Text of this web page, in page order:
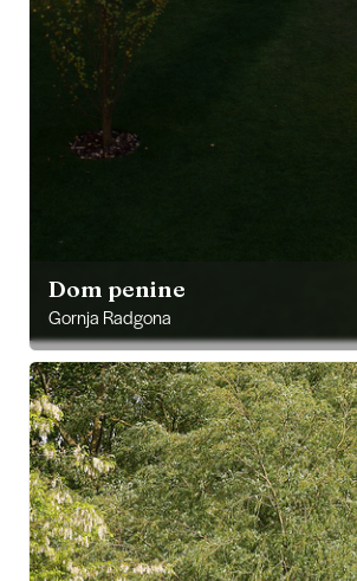
Dom penine
Gornja Radgona